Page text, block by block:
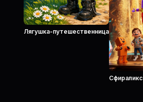
Лягушка-путешественница
Сфираликс